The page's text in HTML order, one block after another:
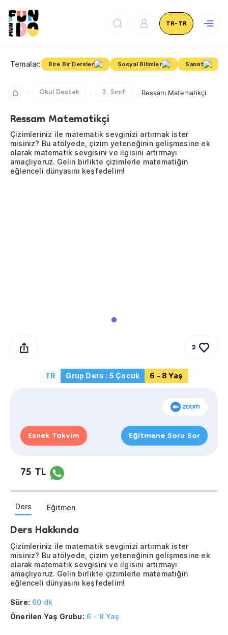
TR-TR
Temalar: Bire Bir Dersler Sosyal Bilimler Sanat
Okul Destek 2. Sınıf Ressam Matematikçi
Ressam Matematikçi
Çizimleriniz ile matematik sevginizi artırmak ister
misiniz? Bu atölyede, çizim yeteneğinin gelişmesine ek
olarak matematik sevgisini ve ilgisini artırmayı
amaçlıyoruz. Gelin birlikte çizimlerle matematiğin
eğlenceli dünyasını keşfedelim!
2
TR Grup Ders : 5 Çocuk 6 - 8 Yaş
Esnek Takvim Eğitmene Soru Sor
75 TL
Ders Eğitmen
Ders Hakkında
Çizimleriniz ile matematik sevginizi artırmak ister
misiniz? Bu atölyede, çizim yeteneğinin gelişmesine ek
olarak matematik sevgisini ve ilgisini artırmayı
amaçlıyoruz. Gelin birlikte çizimlerle matematiğin
eğlenceli dünyasını keşfedelim!
Süre: 60 dk
Önerilen Yaş Grubu: 6 - 8 Yaş